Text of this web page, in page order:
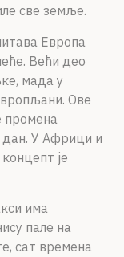
све земље.
Европа
Већи део
мада у
Ове
промена
дан. У Африци и
је
има
пале на
сат времена